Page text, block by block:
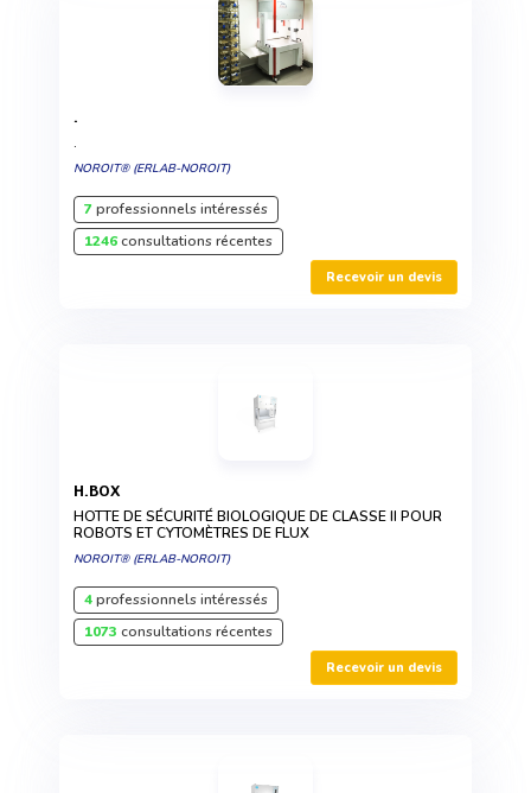
.
.
NOROIT® (ERLAB-NOROIT)
7professionnels intéressés
1246consultations récentes
Recevoir un devis
H.BOX
HOTTE DE SÉCURITÉ BIOLOGIQUE DE CLASSE II POUR
ROBOTS ET CYTOMÈTRES DE FLUX
NOROIT® (ERLAB-NOROIT)
4professionnels intéressés
1073 consultations récentes
Recevoir un devis